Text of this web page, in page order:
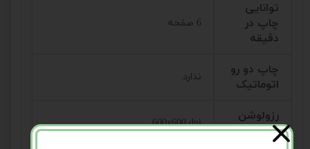
توانایی
چاپ در
دقیقه
6 صفحه
چاپ دو رو
اتوماتیک
ندارد
رزولوشن
چاپ(dpi)
600x600 dpi